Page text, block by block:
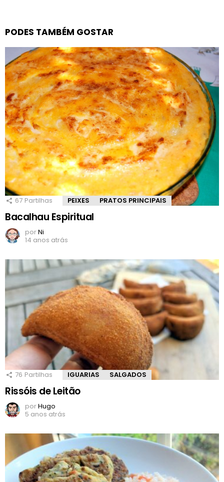
PODES TAMBÉM GOSTAR
67 Partilhas PEIXES PRATOS PRINCIPAIS
Bacalhau Espiritual
porNi
14 anos atrás
76 Partilhas IGUARIAS SALGADOS
Rissóis de Leitão
porHugo
5 anos atrás